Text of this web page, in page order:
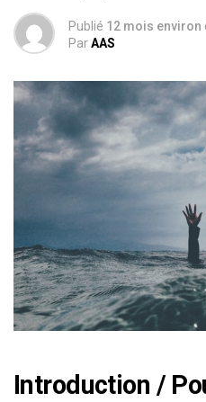
Publié 12 mois environ
ParAAS
Introduction /